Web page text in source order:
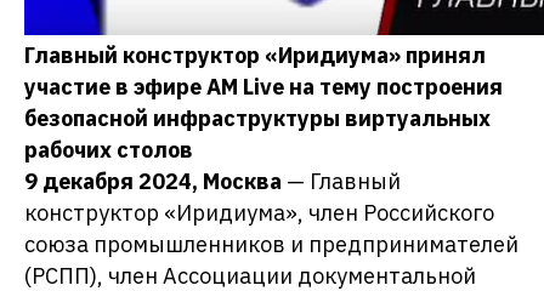
Главный конструктор «Иридиума» принял
участие в эфире AM Live на тему построения
безопасной инфраструктуры виртуальных
рабочих столов
9 декабря 2024, Москва — Главный
конструктор «Иридиума», член Российского
союза промышленников и предпринимателей
(РСПП), член Ассоциации документальной